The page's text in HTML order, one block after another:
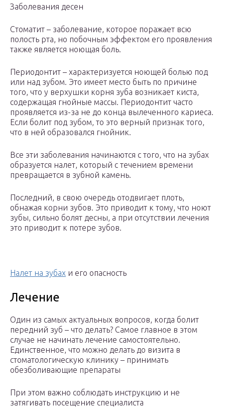
Заболевания десен
Стоматит – заболевание, которое поражает всю
полость рта, но побочным эффектом его проявления
также является ноющая боль.
Периодонтит – характеризуется ноющей болью под
или над зубом. Это имеет место быть по причине
того, что у верхушки корня зуба возникает киста,
содержащая гнойные массы. Периодонтит часто
проявляется из-за не до конца вылеченного кариеса.
Если болит под зубом, то это верный признак того,
что в ней образовался гнойник.
Все эти заболевания начинаются с того, что на зубах
образуется налет, который с течением времени
превращается в зубной камень.
Последний, в свою очередь отодвигает плоть,
обнажая корни зубов. Это приводит к тому, что ноют
зубы, сильно болят десны, а при отсутствии лечения
это приводит к потере зубов.
Налет на зубах и его опасность
Лечение
Один из самых актуальных вопросов, когда болит
передний зуб – что делать? Самое главное в этом
случае не начинать лечение самостоятельно.
Единственное, что можно делать до визита в
стоматологическую клинику – принимать
обезболивающие препараты
При этом важно соблюдать инструкцию и не
затягивать посещение специалиста